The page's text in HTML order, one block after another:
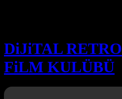
DiJiTAL RETRO
FiLM KULÜBÜ